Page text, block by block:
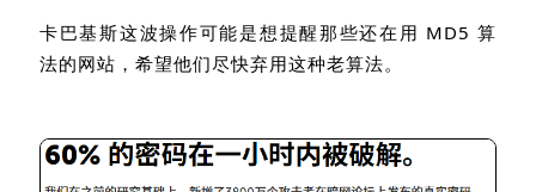
卡巴基斯这波操作可能是想提醒那些还在用 MD5算
法的网站，希望他们尽快弃用这种老算法。